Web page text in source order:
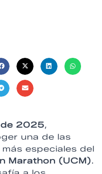
de 2025,
una de las
especiales del
Marathon (UCM).